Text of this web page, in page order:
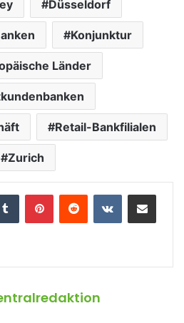
Düsseldorf
Konjunktur
Länder
Retail-Bankfilialen
Zurich